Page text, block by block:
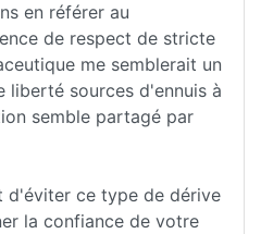
en référer au
de respect de stricte
me semblerait un
liberté sources d'ennuis à
semble partagé par
d'éviter ce type de dérive
la confiance de votre